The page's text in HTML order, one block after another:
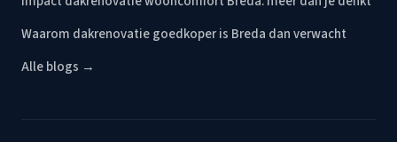
Waarom dakrenovatie goedkoper is Breda dan verwacht
Alle blogs →